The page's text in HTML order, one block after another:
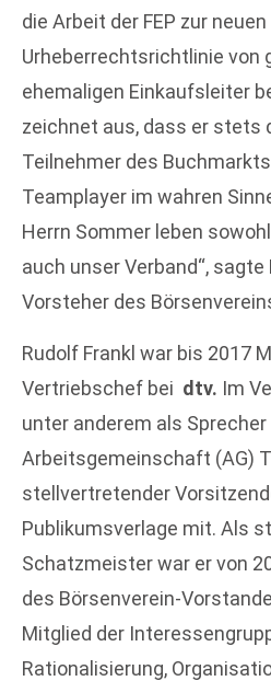
die Arbeit der FEP zur neuen
Urheberrechtsrichtlinie von
ehemaligen Einkaufsleiter
zeichnet aus, dass er stets
Teilnehmer des
Teamplayer im wahren
Herrn Sommer leben
auch unser Verband“, sagte
Vorsteher des
Rudolf Frankl war bis 2017
Vertriebschef bei dtv. Im
unter anderem als Sprecher
Arbeitsgemeinschaft (AG)
stellvertretender
Publikumsverlage mit. Als
Schatzmeister war er von
des Börsenverein-
Mitglied der
Rationalisierung,